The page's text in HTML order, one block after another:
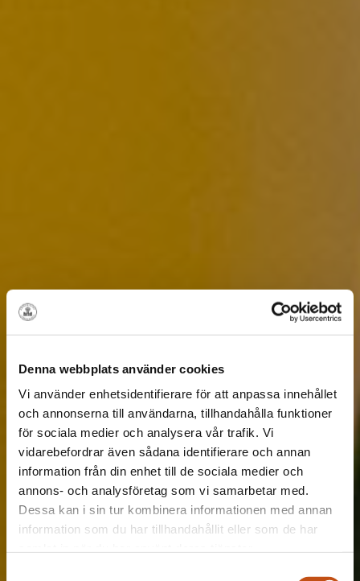
Denna webbplats använder cookies
Vi använder enhetsidentifierare för att anpassa innehållet
och annonserna till användarna, tillhandahålla funktioner
för sociala medier och analysera vår trafik. Vi
vidarebefordrar även sådana identifierare och annan
information från din enhet till de sociala medier och
annons- och analysföretag som vi samarbetar med.
Dessa kan i sin tur kombinera informationen med annan
information som du har tillhandahållit eller som de har